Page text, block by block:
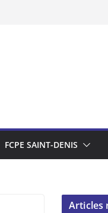
FCPE SAINT-DENIS
Articles